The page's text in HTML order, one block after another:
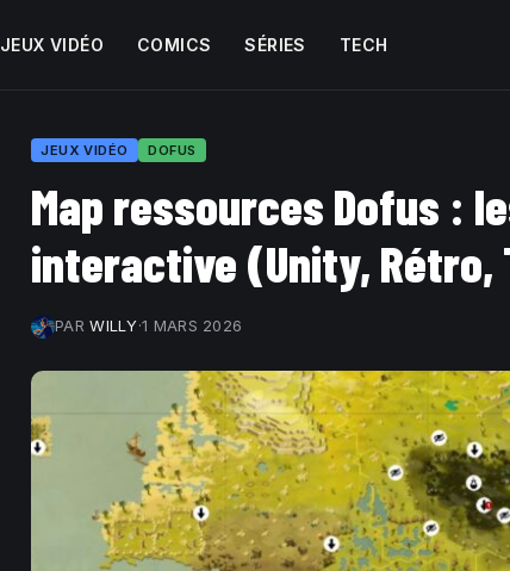
JEUX VIDÉO COMICS SÉRIES TECH
JEUX VIDÉO DOFUS
Map ressources Dofus :
interactive (Unity, Rétro,
PARWILLY·1 MARS 2026